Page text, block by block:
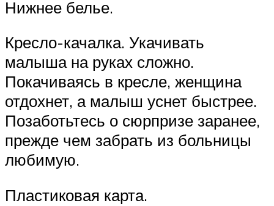
Нижнее белье.
Кресло-качалка. Укачивать
малыша на руках сложно.
Покачиваясь в кресле, женщина
отдохнет, а малыш уснет быстрее.
Позаботьтесь о сюрпризе заранее,
прежде чем забрать из больницы
любимую.
Пластиковая карта.